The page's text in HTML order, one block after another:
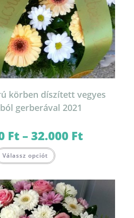
körben díszített vegyes
gerberával 2021
Ft–32.000 Ft23.500 Ft
Válassz opciót a
variációja
van.
A
változatok
a
termékoldalon